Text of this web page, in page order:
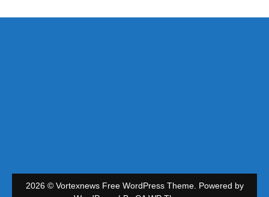
2026 © Vortexnews Free WordPress Theme. Powered by